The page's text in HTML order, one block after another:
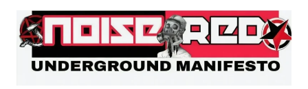
para
conteúdo